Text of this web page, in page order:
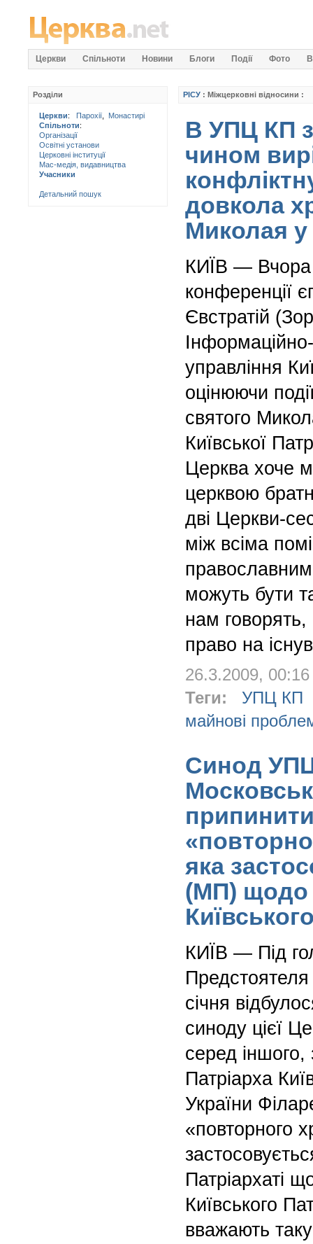
Церкви Спільноти Новини Блоги Події Фото
Розділи
Церкви: Парохії
Монастирі
Спільноти:
Організації
Освітні установи
Церковні інституції
Мас-медія, видавництва
Учасники
Детальний пошук
РІСУ : Міжцерковні відносини :
В УПЦ КП
чином
довкола
Миколая у
КИЇВ — Вчора
конференції
Євстратій
управління
оцінюючи
святого
Київської
Церква хоче
церквою
дві Церкви-
між всіма
можуть бути
нам
право на
26.3.2009,
Теги:
УПЦ КП
майнові
Синод
яка
(МП) щодо
КИЇВ — Під
січня
синоду цієї
серед іншого,
Патріарха
України
«повторного
Патріархаті
Київського
вважають